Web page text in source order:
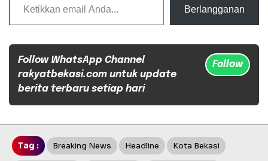
Berlangganan
Follow WhatsApp Channel
rakyatbekasi.com untuk update
berita terbaru setiap hari
Follow
Tag : Breaking News Headline Kota Bekasi